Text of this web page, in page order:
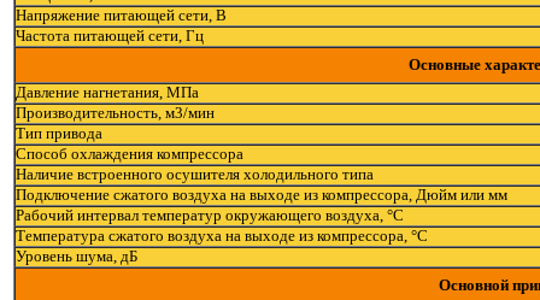
Напряжение питающей сети, В
Частота питающей сети, Гц
Основные
Давление нагнетания, МПа
Производительность, м3/мин
Тип привода
Способ охлаждения компрессора
Наличие встроенного осушителя холодильного типа
Подключение сжатого воздуха на выходе из компрессора, Дюйм или мм
Рабочий интервал температур окружающего воздуха, °С
Температура сжатого воздуха на выходе из компрессора, °С
Уровень шума, дБ
Основной